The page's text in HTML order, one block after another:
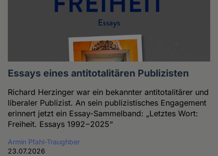
Essays eines antitotalitären Publizisten
Richard Herzinger war ein bekannter antitotalitärer und
liberaler Publizist. An sein publizistisches Engagement
erinnert jetzt ein Essay-Sammelband: „Letztes Wort:
Freiheit. Essays 1992−2025“
Armin Pfahl-Traughber
23.07.2026